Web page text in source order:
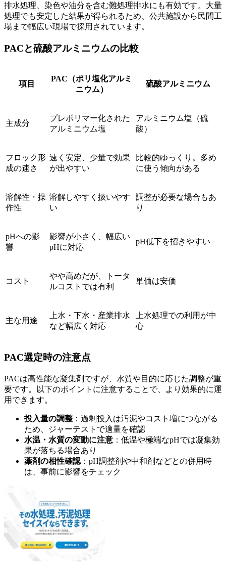
排水処理、染色や油分を含む難処理排水にも有効です。大量
処理でも安定した結果が得られるため、公共施設から民間工
場まで幅広い現場で採用されています。
PACと硫酸アルミニウムの比較
項目
PAC（ポリ塩化アルミ
ニウム）
硫酸アルミニウム
主成分
プレポリマー化された
アルミニウム塩
アルミニウム塩（硫
酸）
フロック形
成の速さ
速く安定、少量で効果
が出やすい
比較的ゆっくり。多め
に使う傾向がある
溶解性・操
作性
溶解しやすく扱いやす
い
調整が必要な場合もあ
り
pHへの影
響
影響が小さく、幅広い
pHに対応
pH低下を招きやすい
コスト
やや高めだが、トータ
ルコストでは有利
単価は安価
主な用途
上水・下水・産業排水
など幅広く対応
上水処理での利用が中
心
PAC選定時の注意点
PACは高性能な凝集剤ですが、水質や目的に応じた調整が重
要です。以下のポイントに注意することで、より効果的に運
用できます。
投入量の調整 ：過剰投入は汚泥やコスト増につながる
ため、ジャーテストで適量を確認
水温・水質の変動に注意 ：低温や極端なpHでは凝集効
果が落ちる場合あり
薬剤の相性確認 ：pH調整剤や中和剤などとの併用時
は、事前に影響をチェック